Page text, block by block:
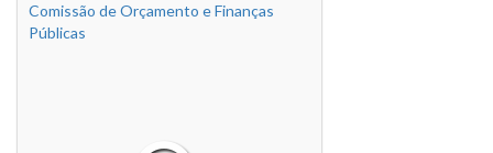
Comissão de Orçamento e Finanças
Públicas